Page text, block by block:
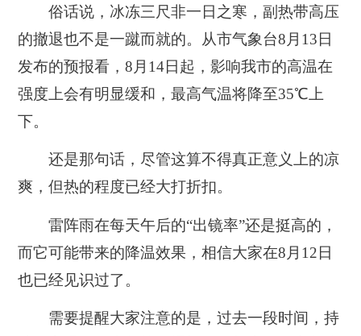
俗话说，冰冻三尺非一日之寒，副热带高压
的撤退也不是一蹴而就的。从市气象台8月13日
发布的预报看，8月14日起，影响我市的高温在
强度上会有明显缓和，最高气温将降至35℃上
下。
还是那句话，尽管这算不得真正意义上的凉
爽，但热的程度已经大打折扣。
雷阵雨在每天午后的“出镜率”还是挺高的，
而它可能带来的降温效果，相信大家在8月12日
也已经见识过了。
需要提醒大家注意的是，过去一段时间，持